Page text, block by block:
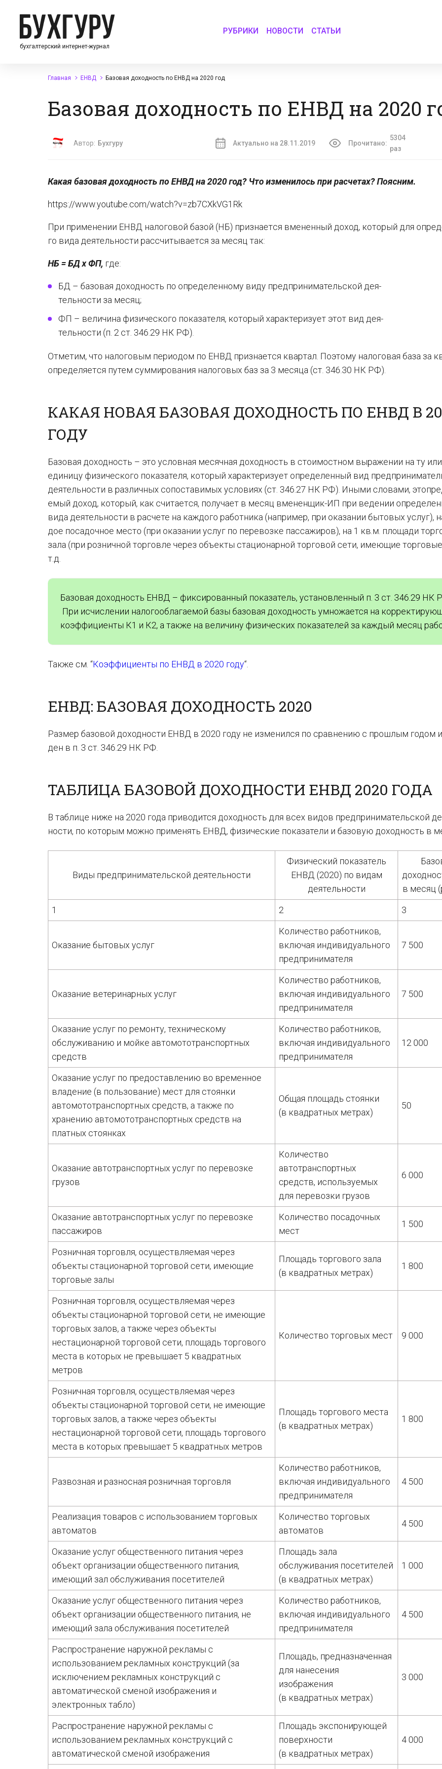
бухгалтерский интернет-журнал
РУБРИКИ НОВОСТИ СТАТЬИ
Главная ЕНВД Базовая доходность по ЕНВД на 2020 год
Базовая доходность по ЕНВД на 2020
Автор: Бухгуру Актуально на 28.11.2019 Прочитано:
5304
раз
Какая базовая доходность по ЕНВД на 2020 год? Что изменилось при расчетах? Поясним.
https://www.youtube.com/watch?v=zb7CXkVG1Rk
При при­ме­не­нии ЕНВД на­ло­го­вой базой (НБ) при­зна­ет­ся вме­нен­ный доход, ко­то­рый для
го вида де­я­тель­но­сти рас­счи­ты­ва­ет­ся за месяц так:
НБ = БД х ФП, где:
БД – ба­зо­вая до­ход­ность по опре­де­лен­но­му виду пред­при­ни­ма­тель­ской де­я­
тель­но­сти за месяц;
ФП – ве­ли­чи­на фи­зи­че­ско­го по­ка­за­те­ля, ко­то­рый ха­рак­те­ри­зу­ет этот вид де­я­
тель­но­сти (п. 2 ст. 346.29 НК РФ).
Отметим, что на­ло­го­вым пе­ри­о­дом по ЕНВД при­зна­ет­ся квар­тал. Поэтому на­ло­го­вая база за
опре­де­ля­ет­ся путем сум­ми­ро­ва­ния на­ло­го­вых баз за 3 ме­ся­ца (ст. 346.30 НК РФ).
КАКАЯ НОВАЯ БАЗОВАЯ ДОХОДНОСТЬ ПО ЕНВД В
ГОДУ
Ба­зо­вая до­ход­ность – это услов­ная ме­сяч­ная до­ход­ность в сто­и­мост­ном вы­ра­же­нии на ту
еди­ни­цу фи­зи­че­ско­го по­ка­за­те­ля, ко­то­рый ха­рак­те­ри­зу­ет опре­де­лен­ный вид
де­я­тель­но­сти в раз­лич­ных со­по­ста­ви­мых усло­ви­ях (ст. 346.27 НК РФ). Иными сло­ва­ми,
е­мый доход, ко­то­рый, как счи­та­ет­ся, по­лу­ча­ет в месяц вме­нен­щик-ИП при ве­де­нии
вида де­я­тель­но­сти в рас­че­те на каж­до­го ра­бот­ни­ка (на­при­мер, при ока­за­нии бы­то­вых услуг),
дое по­са­доч­ное место (при ока­за­нии услуг по пе­ре­воз­ке пас­са­жи­ров), на 1 кв.м. пло­ща­ди
зала (при роз­нич­ной тор­гов­ле через объ­ек­ты ста­ци­о­нар­ной тор­го­вой сети, име­ю­щие
т.д.
Базовая доходность ЕНВД – фиксированный показатель, установленный п. 3 ст. 346.29 НК
При исчислении налогооблагаемой базы базовая доходность умножается на
коэффициенты К1 и К2, а также на величину физических показателей за каждый месяц
Также см. “Коэффициенты по ЕНВД в 2020 году“.
ЕНВД: БАЗОВАЯ ДОХОДНОСТЬ 2020
Раз­мер ба­зо­вой до­ход­но­сти ЕНВД в 2020 году не из­ме­нил­ся по срав­не­нию с про­шлым годом
ден в п. 3 ст. 346.29 НК РФ.
ТАБЛИЦА БАЗОВОЙ ДОХОДНОСТИ ЕНВД 2020 ГОДА
В таблице ниже на 2020 года приводится доходность для всех видов пред­при­ни­ма­тель­ской
но­сти, по ко­то­рым можно при­ме­нять ЕНВД, фи­зи­че­ские по­ка­за­те­ли и ба­зо­вую до­ход­ность в
Виды предпринимательской деятельности
Физический показатель
ЕНВД (2020) по видам
деятельности
в месяц
1 2 3
Оказание бытовых услуг
Количество работников,
включая индивидуального
предпринимателя
7 500
Оказание ветеринарных услуг
Количество работников,
включая индивидуального
предпринимателя
7 500
Оказание услуг по ремонту, техническому
обслуживанию и мойке автомототранспортных
средств
Количество работников,
включая индивидуального
предпринимателя
12 000
Оказание услуг по предоставлению во временное
владение (в пользование) мест для стоянки
автомототранспортных средств, а также по
хранению автомототранспортных средств на
платных стоянках
Общая площадь стоянки
(в квадратных метрах)
50
Оказание автотранспортных услуг по перевозке
грузов
Количество
автотранспортных
средств, используемых
для перевозки грузов
6 000
Оказание автотранспортных услуг по перевозке
пассажиров
Количество посадочных
мест
1 500
Розничная торговля, осуществляемая через
объекты стационарной торговой сети, имеющие
торговые залы
Площадь торгового зала
(в квадратных метрах)
1 800
Розничная торговля, осуществляемая через
объекты стационарной торговой сети, не имеющие
торговых залов, а также через объекты
нестационарной торговой сети, площадь торгового
места в которых не превышает 5 квадратных
метров
Количество торговых мест 9 000
Розничная торговля, осуществляемая через
объекты стационарной торговой сети, не имеющие
торговых залов, а также через объекты
нестационарной торговой сети, площадь торгового
места в которых превышает 5 квадратных метров
Площадь торгового места
(в квадратных метрах)
1 800
Развозная и разносная розничная торговля
Количество работников,
включая индивидуального
предпринимателя
4 500
Реализация товаров с использованием торговых
автоматов
Количество торговых
автоматов
4 500
Оказание услуг общественного питания через
объект организации общественного питания,
имеющий зал обслуживания посетителей
Площадь зала
обслуживания посетителей
(в квадратных метрах)
1 000
Оказание услуг общественного питания через
объект организации общественного питания, не
имеющий зала обслуживания посетителей
Количество работников,
включая индивидуального
предпринимателя
4 500
Распространение наружной рекламы с
использованием рекламных конструкций (за
исключением рекламных конструкций с
автоматической сменой изображения и
электронных табло)
Площадь, предназначенная
для нанесения
изображения
(в квадратных метрах)
3 000
Распространение наружной рекламы с
использованием рекламных конструкций с
автоматической сменой изображения
Площадь экспонирующей
поверхности
(в квадратных метрах)
4 000